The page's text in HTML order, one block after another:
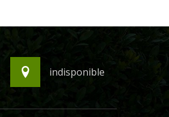
indisponible